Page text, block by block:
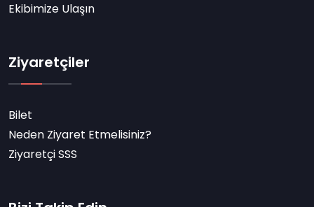
Ekibimize Ulaşın
Ziyaretçiler
Bilet
Neden Ziyaret Etmelisiniz?
Ziyaretçi SSS